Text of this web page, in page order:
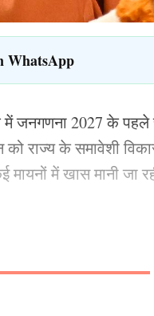
WhatsApp
में जनगणना 2027 के
को राज्य के समावेशी
मायनों में खास मानी जा